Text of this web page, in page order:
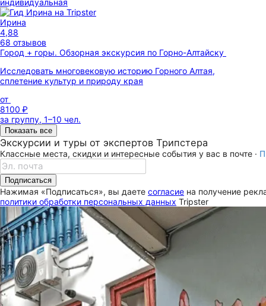
индивидуальная
Ирина
4,88
68 отзывов
Город + горы. Обзорная экскурсия по Горно-Алтайску
Исследовать многовековую историю Горного Алтая,
сплетение культур и природу края
от
8100 ₽
за группу, 1–10 чел.
Показать все
Экскурсии и туры от экспертов Трипстера
Классные места, скидки и интересные события у вас в почте ·
Подписаться
Нажимая «Подписаться», вы даете согласие на получение
политики обработки персональных данных Tripster